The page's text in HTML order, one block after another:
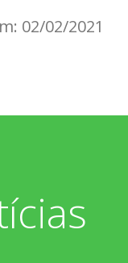
02/02/2021